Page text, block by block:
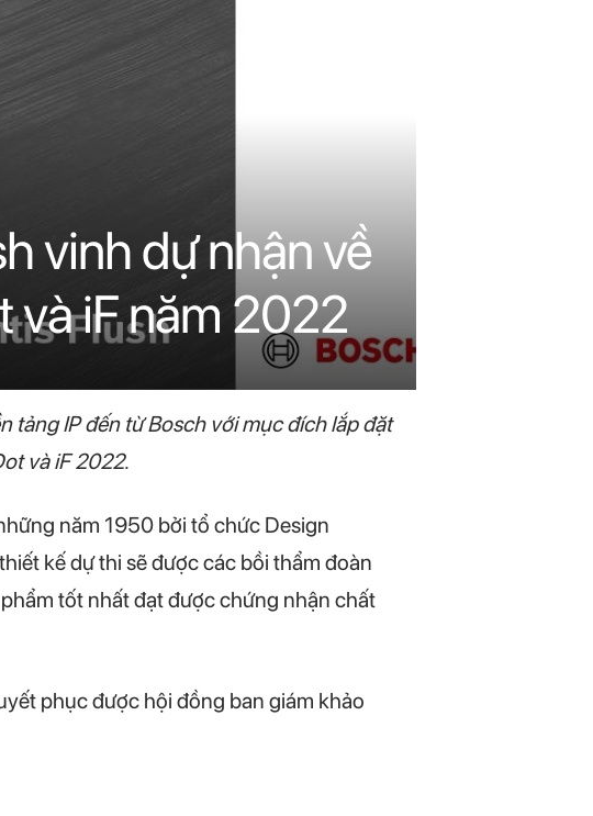
vinh dự nhận về
và iF năm 2022
tảng IP đến từ Bosch với mục đích lắp đặt
và iF 2022.
năm 1950 bởi tổ chức Design
kế dự thi sẽ được các bồi thẩm đoàn
tốt nhất đạt được chứng nhận chất
phục được hội đồng ban giám khảo